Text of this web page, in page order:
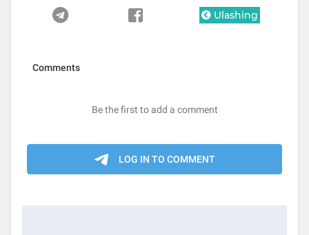
Ulashing